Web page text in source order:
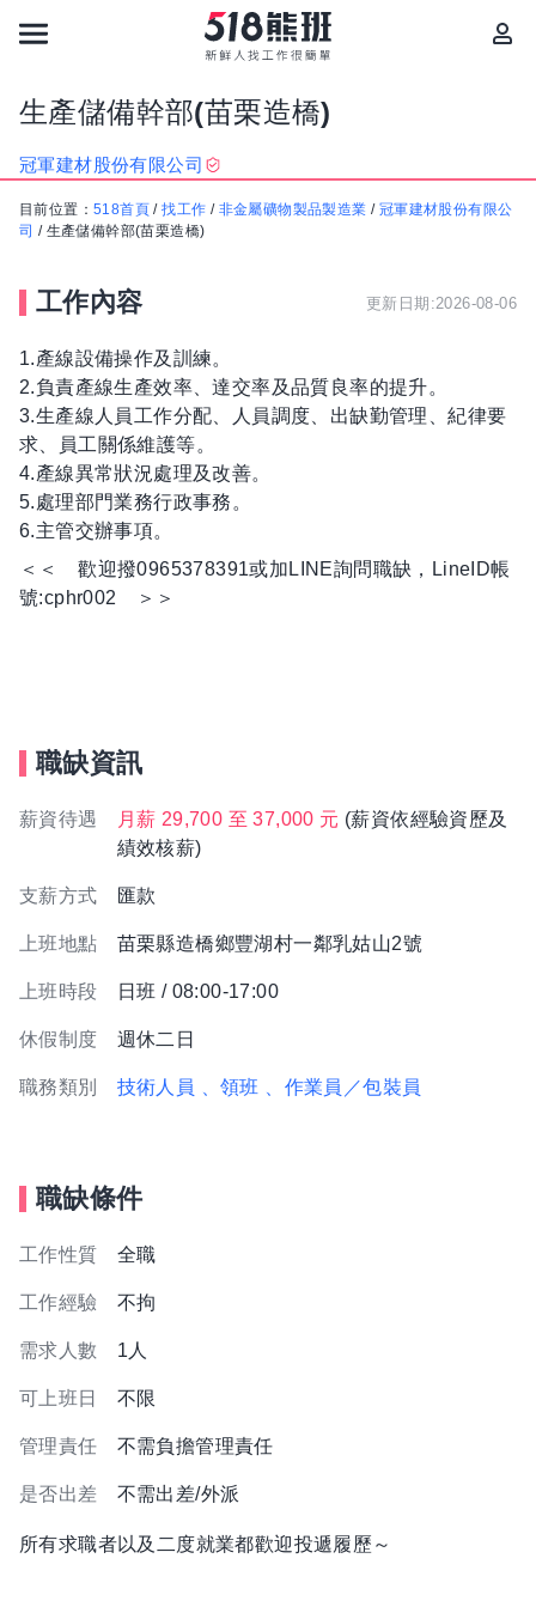
生產儲備幹部(苗栗造橋)
冠軍建材股份有限公司
目前位置： 518首頁 /找工作 / 非金屬礦物製品製造業 / 冠軍建材股份有限公
司 / 生產儲備幹部(苗栗造橋)
工作內容 更新日期:2026-08-06
1.產線設備操作及訓練。
2.負責產線生產效率、達交率及品質良率的提升。
3.生產線人員工作分配、人員調度、出缺勤管理、紀律要
求、員工關係維護等。
4.產線異常狀況處理及改善。
5.處理部門業務行政事務。
6.主管交辦事項。
＜＜ 歡迎撥0965378391或加LINE詢問職缺，LineID帳
號:cphr002 ＞＞
職缺資訊
薪資待遇 月薪 29,700 至 37,000 元 (薪資依經驗資歷及
績效核薪)
支薪方式 匯款
上班地點 苗栗縣造橋鄉豐湖村一鄰乳姑山2號
上班時段 日班 / 08:00-17:00
休假制度 週休二日
職務類別 技術人員 、領班 、作業員／包裝員
職缺條件
工作性質 全職
工作經驗 不拘
需求人數 1人
可上班日 不限
管理責任 不需負擔管理責任
是否出差 不需出差/外派
所有求職者以及二度就業都歡迎投遞履歷～